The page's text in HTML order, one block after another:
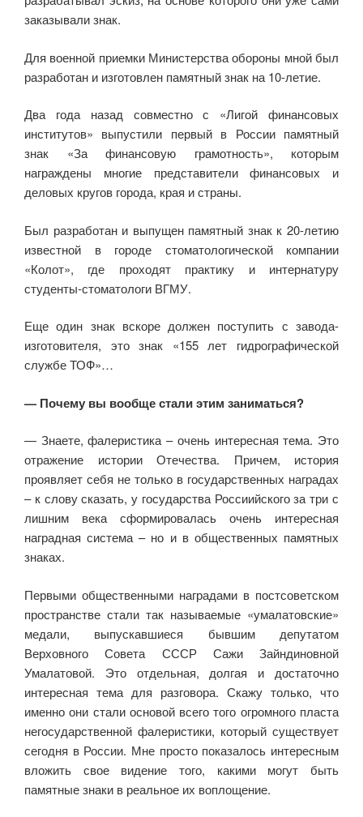
заказывали знак.
Для военной приемки Министерства обороны мной был
разработан и изготовлен памятный знак на 10-летие.
Два года назад совместно с «Лигой финансовых
институтов» выпустили первый в России памятный
знак «За финансовую грамотность», которым
награждены многие представители финансовых и
деловых кругов города, края и страны.
Был разработан и выпущен памятный знак к 20-летию
известной в городе стоматологической компании
«Колот», где проходят практику и интернатуру
студенты-стоматологи ВГМУ.
Еще один знак вскоре должен поступить с завода-
изготовителя, это знак «155 лет гидрографической
службе ТОФ»…
— Почему вы вообще стали этим заниматься?
— Знаете, фалеристика – очень интересная тема. Это
отражение истории Отечества. Причем, история
проявляет себя не только в государственных наградах
– к слову сказать, у государства Россиийского за три с
лишним века сформировалась очень интересная
наградная система – но и в общественных памятных
знаках.
Первыми общественными наградами в постсоветском
пространстве стали так называемые «умалатовские»
медали, выпускавшиеся бывшим депутатом
Верховного Совета СССР Сажи Зайндиновной
Умалатовой. Это отдельная, долгая и достаточно
интересная тема для разговора. Скажу только, что
именно они стали основой всего того огромного пласта
негосударственной фалеристики, который существует
сегодня в России. Мне просто показалось интересным
вложить свое видение того, какими могут быть
памятные знаки в реальное их воплощение.